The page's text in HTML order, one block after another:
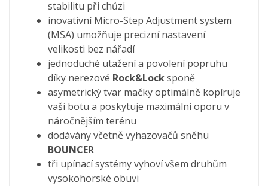
stabilitu při chůzi
inovativní Micro-Step Adjustment system
(MSA) umožňuje precizní nastavení
velikosti bez nářadí
jednoduché utažení a povolení popruhu
díky nerezové Rock&Locksponě
asymetrický tvar mačky optimálně kopíruje
vaši botu a poskytuje maximální oporu v
náročnějším terénu
dodávány včetně vyhazovačů sněhu
BOUNCER
tři upínací systémy vyhoví všem druhům
vysokohorské obuvi